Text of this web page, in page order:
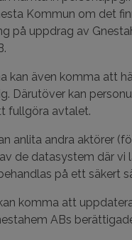
Kommun om det
på uppdrag av
kan även komma att
Därutöver kan
fullgöra avtalet.
anlita andra aktörer
de datasystem där
på ett säkert
komma att
ABs